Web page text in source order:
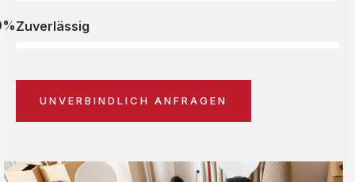
Zuverlässig
UNVERBINDLICH ANFRAGEN